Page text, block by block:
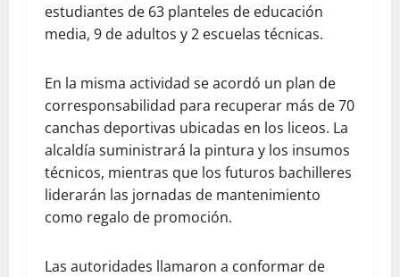
estudiantes de 63 planteles de educación
media, 9 de adultos y 2 escuelas técnicas.
En la misma actividad se acordó un plan de
corresponsabilidad para recuperar más de 70
canchas deportivas ubicadas en los liceos. La
alcaldía suministrará la pintura y los insumos
técnicos, mientras que los futuros bachilleres
liderarán las jornadas de mantenimiento
como regalo de promoción.
Las autoridades llamaron a conformar de